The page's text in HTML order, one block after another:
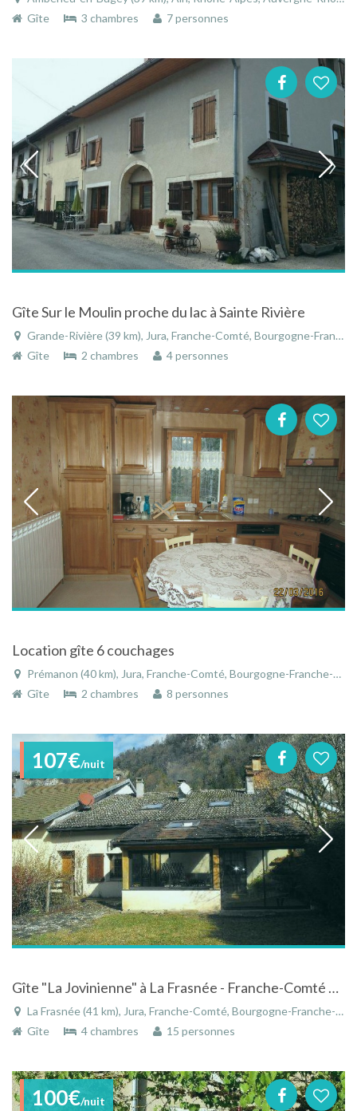
Gîte
3 chambres 7 personnes
Gîte Sur le Moulin proche du lac à Sainte Rivière
Grande-Rivière (39 km), Jura, Franche-Comté, Bourgogne-Franche-Comté, France
Gîte
2 chambres 4 personnes
Location gîte 6 couchages
Prémanon (40 km), Jura, Franche-Comté, Bourgogne-Franche-Comté, France
Gîte
2 chambres 8 personnes
107€/nuit
Gîte "La Jovinienne" à La Frasnée - Franche-Comté à la montagne
La Frasnée (41 km), Jura, Franche-Comté, Bourgogne-Franche-Comté, France
Gîte
4 chambres 15 personnes
100€/nuit